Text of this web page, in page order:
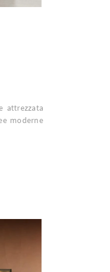
attrezzata
moderne